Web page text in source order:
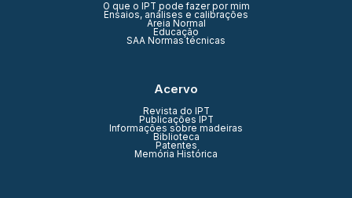
O que o IPT pode fazer por mim
Ensaios, análises e calibrações
Areia Normal
Educação
SAA Normas técnicas
Acervo
Revista do IPT
Publicações IPT
Informações sobre madeiras
Biblioteca
Patentes
Memória Histórica